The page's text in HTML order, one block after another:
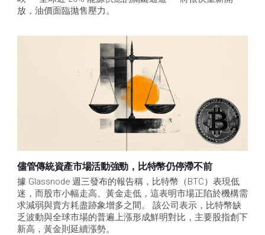
放，油價面臨拋售壓力。
儘管傳統資產市場活動強勁，比特幣仍停滯不前
據 Glassnode 週三發布的報告稱，比特幣（BTC）表現低
迷，而股市小幅走高、黃金走低，這表明市場正陷於機構需
求減弱與賣方耗盡跡象增多之間。 該公司表示，比特幣缺
乏波動與全球市場的普遍上漲形成鮮明對比，主要股指創下
新高，黃金則延續漲勢。